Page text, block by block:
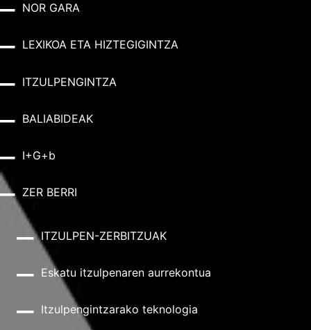
NOR GARA
LEXIKOA ETA HIZTEGIGINTZA
ITZULPENGINTZA
BALIABIDEAK
I+G+b
ZER BERRI
ITZULPEN-ZERBITZUAK
Eskatu itzulpenaren aurrekontua
Itzulpengintzarako teknologia